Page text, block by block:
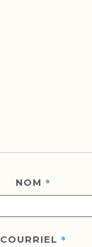
NOM *
COURRIEL *